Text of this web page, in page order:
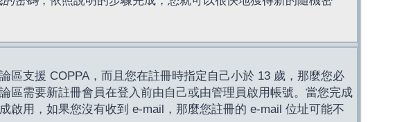
支援 COPPA，而且您在註冊時指定自己小於 13 歲，那麼您必
區需要新註冊會員在登入前由自己或由管理員啟用帳號。當您完成
啟用，如果您沒有收到 e-mail，那麼您註冊的 e-mail 位址可能不